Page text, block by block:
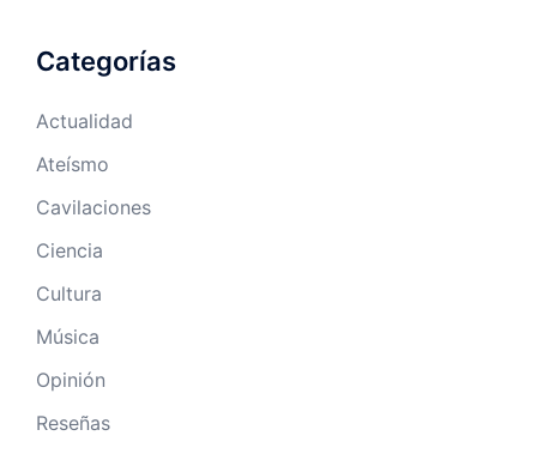
Categorías
Actualidad
Ateísmo
Cavilaciones
Ciencia
Cultura
Música
Opinión
Reseñas